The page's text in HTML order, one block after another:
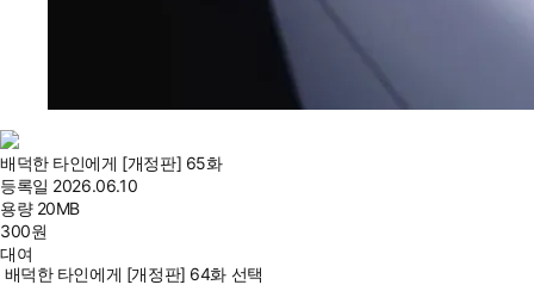
배덕한 타인에게 [개정판] 65화
등록일 2026.06.10
용량 20MB
300원
대여
배덕한 타인에게 [개정판] 64화 선택